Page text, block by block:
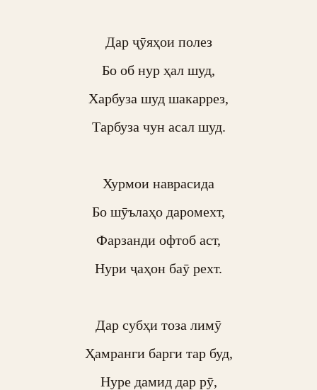
Дар ҷӯяҳои полез
Бо об нур ҳал шуд,
Харбуза шуд шакаррез,
Тарбуза чун асал шуд.
Хурмои наврасида
Бо шӯълаҳо даромехт,
Фарзанди офтоб аст,
Нури ҷаҳон баӯ рехт.
Дар субҳи тоза лимӯ
Ҳамранги барги тар буд,
Нуре дамид дар рӯ,